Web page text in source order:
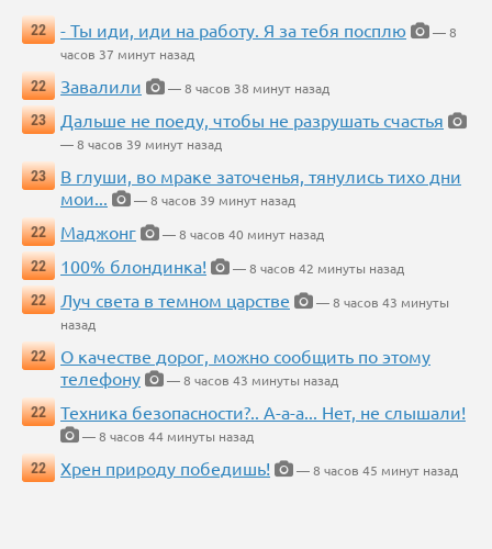
22 - Ты иди, иди на работу. Я за тебя посплю
— 8
часов 37 минут назад
22
Завалили
— 8 часов 38 минут назад
23
Дальше не поеду, чтобы не разрушать счастья
— 8 часов 39 минут назад
23
В глуши, во мраке заточенья, тянулись тихо дни
мои...
— 8 часов 39 минут назад
22
Маджонг
— 8 часов 40 минут назад
22
100% блондинка!
— 8 часов 42 минуты назад
22
Луч света в темном царстве
— 8 часов 43 минуты
назад
22
О качестве дорог, можно сообщить по этому
телефону
— 8 часов 43 минуты назад
22
Техника безопасности?.. А-а-а... Нет, не слышали!
— 8 часов 44 минуты назад
22
Хрен природу победишь! — 8 часов 45 минут назад